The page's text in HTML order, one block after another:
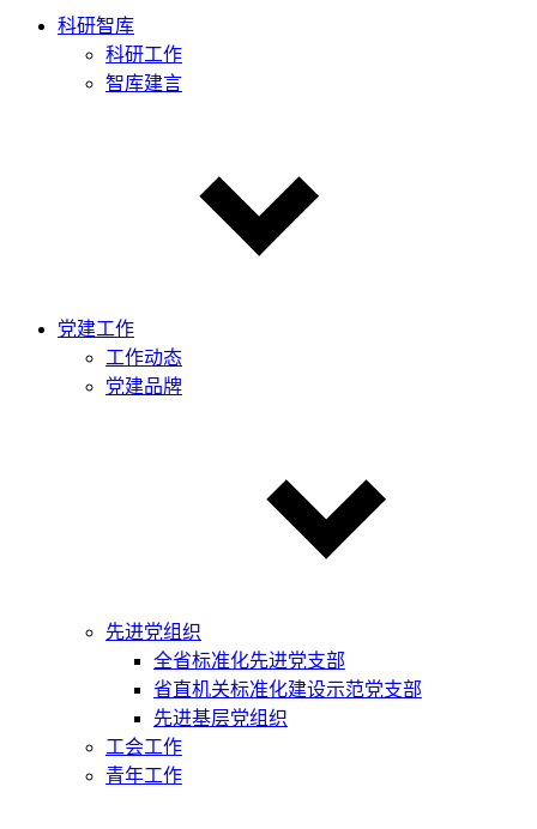
科研智库
科研工作
智库建言
党建工作
工作动态
党建品牌
先进党组织
全省标准化先进党支部
省直机关标准化建设示范党支部
先进基层党组织
工会工作
青年工作